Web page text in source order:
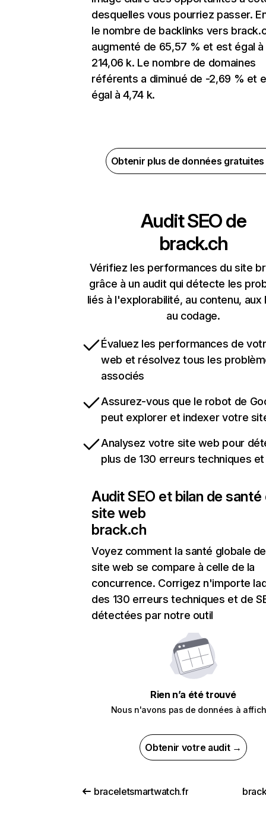
desquelles vous pourriez passer.
le nombre de backlinks vers
augmenté de 65,57 % et est égal à
214,06 k. Le nombre de domaines
référents a diminué de -2,69 % et
égal à 4,74 k.
Obtenir plus de données
Audit SEO de
brack.ch
Vérifiez les performances du site
grâce à un audit qui détecte les
liés à l'explorabilité, au contenu, aux
au codage.
Évaluez les performances de
web et résolvez tous les
associés
Assurez-vous que le robot de
peut explorer et indexer votre
Analysez votre site web pour
plus de 130 erreurs techniques et
Audit SEO et bilan de santé
site web
brack.ch
Voyez comment la santé globale
site web se compare à celle de la
concurrence. Corrigez n'importe
des 130 erreurs techniques et de
détectées par notre outil
Rien n’a été trouvé
Nous n'avons pas de données à
Obtenir votre audit →
braceletsmartwatch.fr